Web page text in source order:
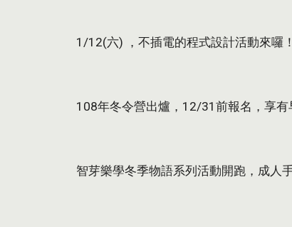
1/12(六) ，不插電的程式設計活動來囉！
108年冬令營出爐，12/31前報名，享有
智芽樂學冬季物語系列活動開跑，成人